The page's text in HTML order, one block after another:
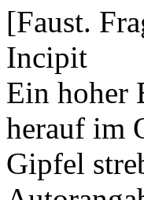
[Faust.
Incipit
Ein hoher
herauf im
Gipfel